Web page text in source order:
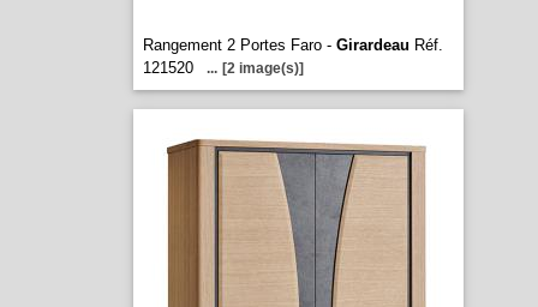
Rangement 2 Portes Faro - Girardeau Réf.
121520
... [2 image(s)]